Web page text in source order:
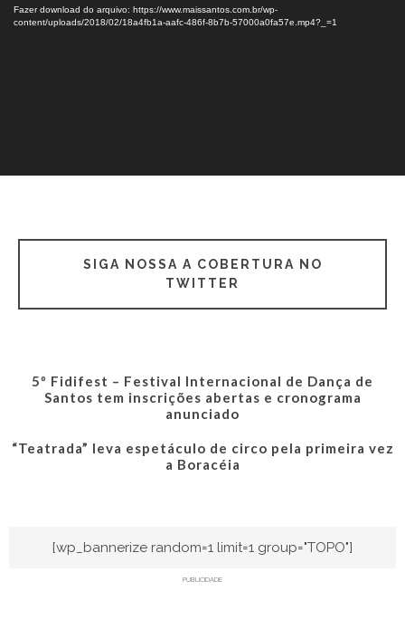
Fazer download do arquivo: https://www.maissantos.com.br/wp-
content/uploads/2018/02/18a4fb1a-aafc-486f-8b7b-57000a0fa57e.mp4?_=1
SIGA NOSSA A COBERTURA NO
TWITTER
5º Fidifest – Festival Internacional de Dança de
Santos tem inscrições abertas e cronograma
anunciado
“Teatrada” leva espetáculo de circo pela primeira vez
a Boracéia
[wp_bannerize random=1 limit=1 group="TOPO"]
PUBLICIDADE